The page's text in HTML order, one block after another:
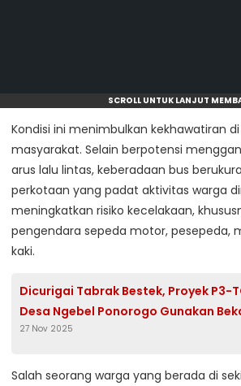
SCROLL UNTUK LANJUT
Kondisi ini menimbulkan kekhawatiran
masyarakat. Selain berpotensi
arus lalu lintas, keberadaan bus
perkotaan yang padat aktivitas warga
meningkatkan risiko kecelakaan,
pengendara sepeda motor, pesepeda,
kaki.
Dicurigai Tabrak Bestek, Proyek P3-
Desa Ngebel Ponorogo Gunakan
Material Longsor
27 Nov 2025
Salah seorang warga yang berada di